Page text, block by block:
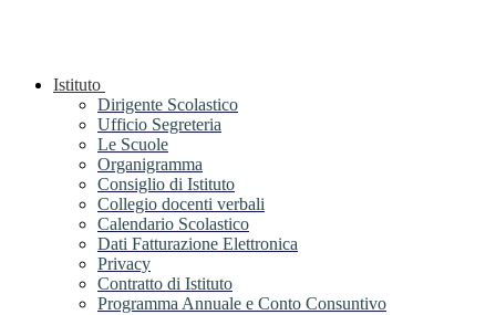
Istituto
Dirigente Scolastico
Ufficio Segreteria
Le Scuole
Organigramma
Consiglio di Istituto
Collegio docenti verbali
Calendario Scolastico
Dati Fatturazione Elettronica
Privacy
Contratto di Istituto
Programma Annuale e Conto Consuntivo